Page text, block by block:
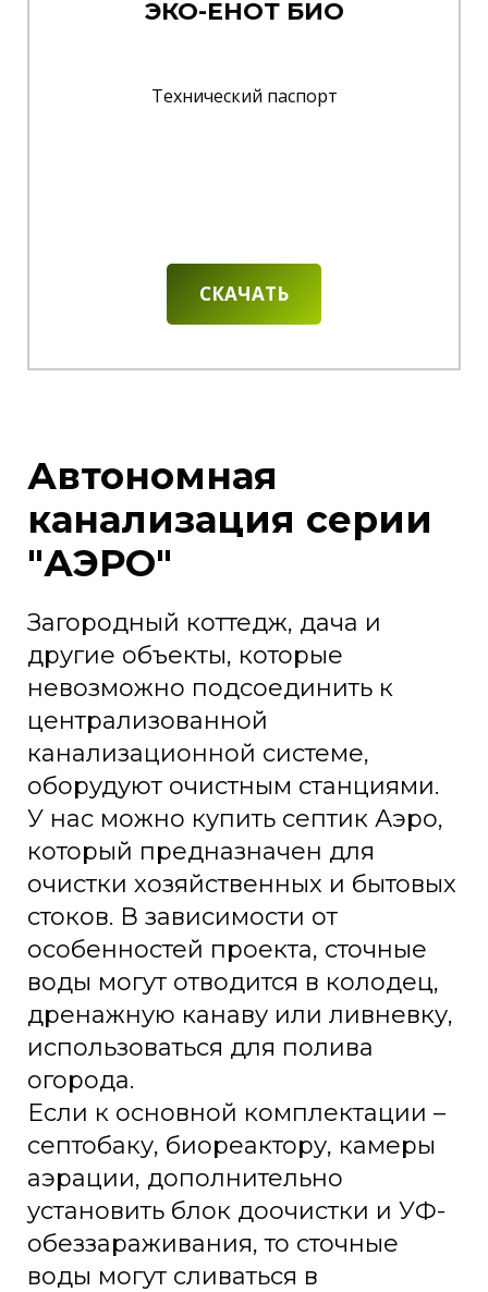
ЭКО-ЕНОТ БИО
Технический паспорт
СКАЧАТЬ
Автономная
канализация серии
"АЭРО"
Загородный коттедж, дача и
другие объекты, которые
невозможно подсоединить к
централизованной
канализационной системе,
оборудуют очистным станциями.
У нас можно купить септик Аэро,
который предназначен для
очистки хозяйственных и бытовых
стоков. В зависимости от
особенностей проекта, сточные
воды могут отводится в колодец,
дренажную канаву или ливневку,
использоваться для полива
огорода.
Если к основной комплектации –
септобаку, биореактору, камеры
аэрации, дополнительно
установить блок доочистки и УФ-
обеззараживания, то сточные
воды могут сливаться в